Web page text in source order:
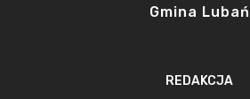
Gmina Lubań
REDAKCJA